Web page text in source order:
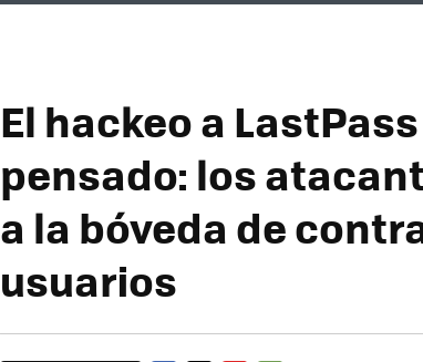
El hackeo a
pensado: los
a la bóveda de
usuarios